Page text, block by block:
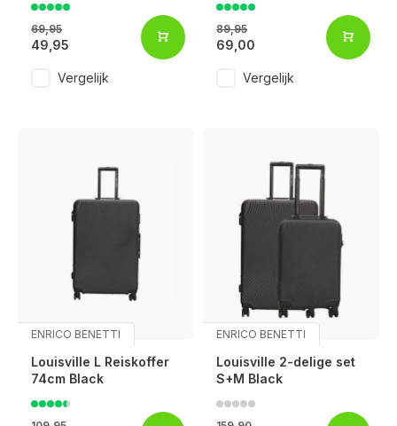
69,95
49,95
Vergelijk
89,95
69,00
Vergelijk
ENRICO BENETTI
Louisville L Reiskoffer
74cm Black
ENRICO BENETTI
Louisville 2-delige set
S+M Black